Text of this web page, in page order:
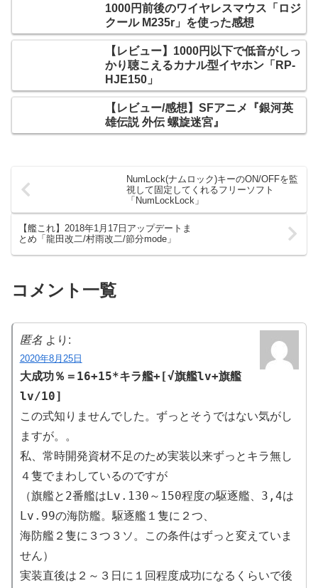
1000円前後のワイヤレスマウス「ロジ
クール M235r」を使った感想
【レビュー】1000円以下で低音がしっ
かり聴こえるカナル型イヤホン「RP-
HJE150」
【レビュー/感想】SFアニメ『銀河英
雄伝説 外伝 螺旋迷宮』
NumLock(ナムロック)キーのON/OFFを監
視して固定してくれるフリーソフト
「NumLockLock」
【艦これ】2018年1月17日アップデートま
とめ「龍田改二/村雨改二/節分mode」
コメント一覧
匿名 より:
2020年8月25日
大成功％＝16+15*キラ艦+[√旗艦lv+旗艦
lv/10]
この式知りませんでした。ずっとそうではない気がし
ますが。。
私、常時開発資材不足のため実装以来ずっとキラ無し
４隻でまわしているのですが
（旗艦と2番艦はLv.130～150程度の駆逐艦、3,4は
Lv.99の海防艦。駆逐艦１隻に２つ、
海防艦２隻に３つ３ソ。この条件はずっと変えていま
せん）
実装直後は２～３日に１回程度成功になるくらいで後